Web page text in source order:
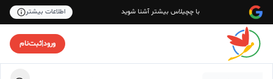
با چچیلاس بیشتر آشنا شوید اطلاعات بیشتر
ورود|ثبت‌نام